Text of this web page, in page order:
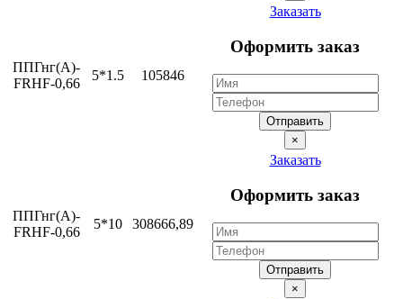
ППГнг(А)-
FRHF-0,66
5*1.5 105846
Заказать
Оформить заказ
Отправить
×
ППГнг(А)-
FRHF-0,66
5*10 308666,89
Заказать
Оформить заказ
Отправить
×